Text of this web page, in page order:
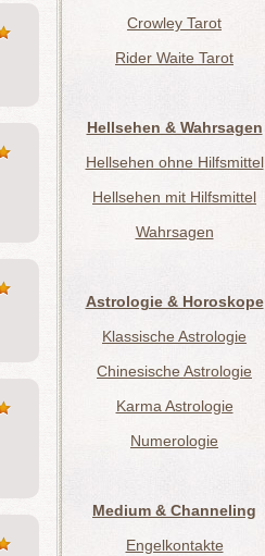
Crowley Tarot
Rider Waite Tarot
Hellsehen & Wahrsagen
Hellsehen ohne Hilfsmittel
Hellsehen mit Hilfsmittel
Wahrsagen
Astrologie & Horoskope
Klassische Astrologie
Chinesische Astrologie
Karma Astrologie
Numerologie
Medium & Channeling
Engelkontakte